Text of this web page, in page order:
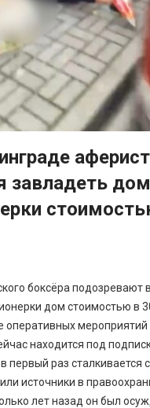
аферист
завладеть
боксёра подозревают
дом стоимостью в
оперативных
находится под
первый раз сталкивается
источники в
лет назад он был